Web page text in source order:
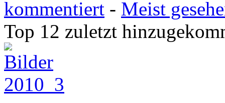
kommentiert - Meist
Top 12 zuletzt